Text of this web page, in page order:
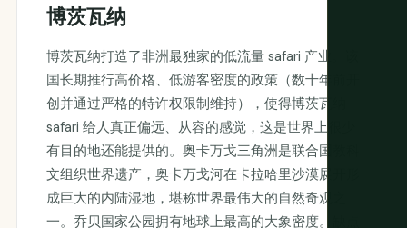
博茨瓦纳
博茨瓦纳打造了非洲最独家的低流量 safari 产业。该
国长期推行高价格、低游客密度的政策（数十年前开
创并通过严格的特许权限制维持），使得博茨瓦纳
safari 给人真正偏远、从容的感觉，这是世界上很少
有目的地还能提供的。奥卡万戈三角洲是联合国教科
文组织世界遗产，奥卡万戈河在卡拉哈里沙漠展开形
成巨大的内陆湿地，堪称世界最伟大的自然奇观之
一。乔贝国家公园拥有地球上最高的大象密度。缺点